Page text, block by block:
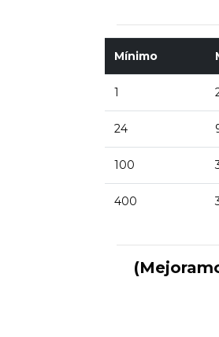
Mínimo
1
24
100
400